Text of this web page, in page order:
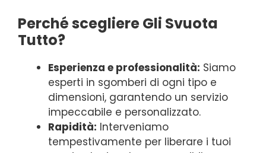
Perché scegliere Gli Svuota
Tutto?
Esperienza e professionalità: Siamo
esperti in sgomberi di ogni tipo e
dimensioni, garantendo un servizio
impeccabile e personalizzato.
Rapidità: Interveniamo
tempestivamente per liberare i tuoi